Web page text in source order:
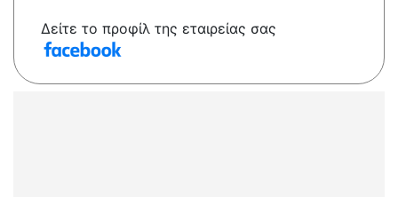
Δείτε το προφίλ της εταιρείας σας